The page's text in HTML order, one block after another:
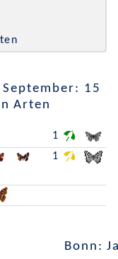
15
Arten
1
1
Bonn: